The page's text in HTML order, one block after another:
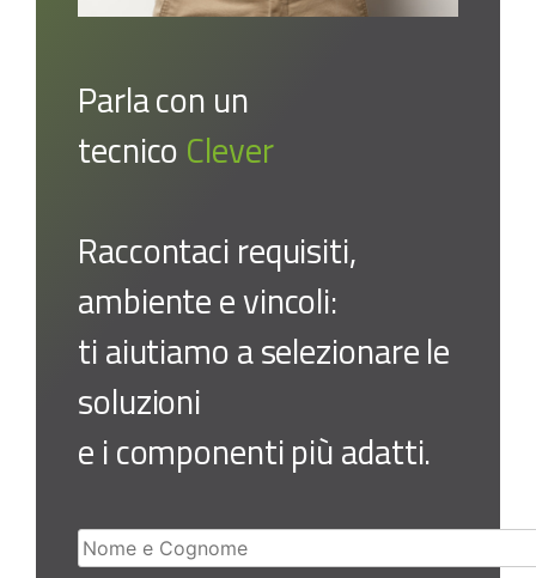
Parla con un
tecnico Clever
Raccontaci requisiti,
ambiente e vincoli:
ti aiutiamo a selezionare le
soluzioni
e i componenti più adatti.
Nome e Cognome